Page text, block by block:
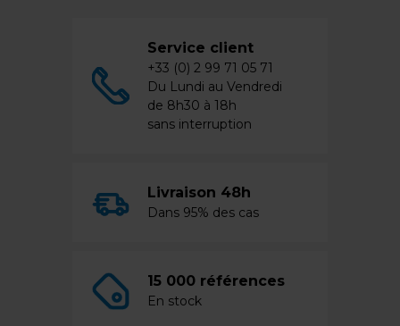
Service client
+33 (0) 2 99 71 05 71
Du Lundi au Vendredi
de 8h30 à 18h
sans interruption
Livraison 48h
Dans 95% des cas
15 000 références
En stock